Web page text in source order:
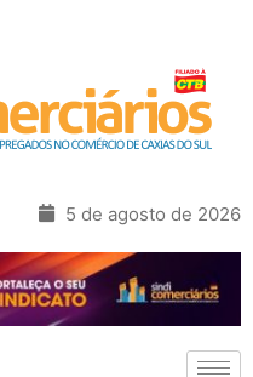
5 de agosto de 2026